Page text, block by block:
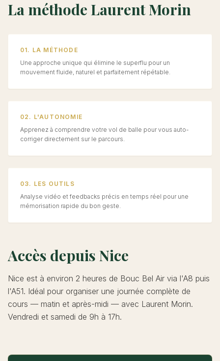
La méthode Laurent Morin
01. LA MÉTHODE
Une approche unique qui élimine le superflu pour un
mouvement fluide, naturel et parfaitement répétable.
02. L'AUTONOMIE
Apprenez à comprendre votre vol de balle pour vous auto-
corriger directement sur le parcours.
03. LES OUTILS
Analyse vidéo et feedbacks précis en temps réel pour une
mémorisation rapide du bon geste.
Accès depuis Nice
Nice est à environ 2 heures de Bouc Bel Air via l'A8 puis
l'A51. Idéal pour organiser une journée complète de
cours — matin et après-midi — avec Laurent Morin.
Vendredi et samedi de 9h à 17h.